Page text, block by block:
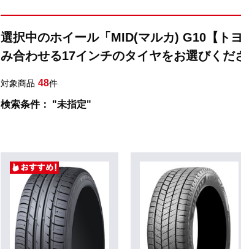
選択中のホイール「MID(マルカ) G10【ト
み合わせる17インチのタイヤをお選びくだ
対象商品 48件
検索条件： "未指定"